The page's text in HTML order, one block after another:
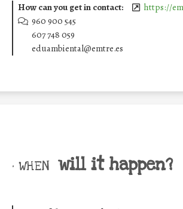
How can you get in contact:
https://
960 900 545
607 748 059
eduambiental@emtre.es
• WHEN will it happen?